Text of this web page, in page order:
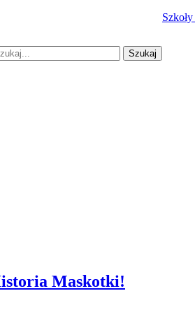
Szukaj
Maskotki!